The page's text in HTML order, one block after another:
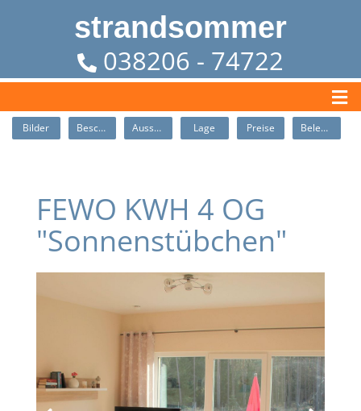
strandsommer
038206 - 74722
Bilder Beschreibung Ausstattung Lage Preise Belegung
FEWO KWH 4 OG
"Sonnenstübchen"